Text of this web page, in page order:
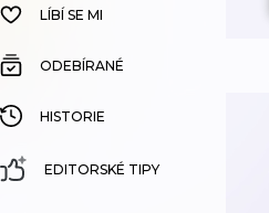
HISTORIE
LÍBÍ SE MI
ODEBÍRANÉ
HISTORIE
EDITORSKÉ TIPY